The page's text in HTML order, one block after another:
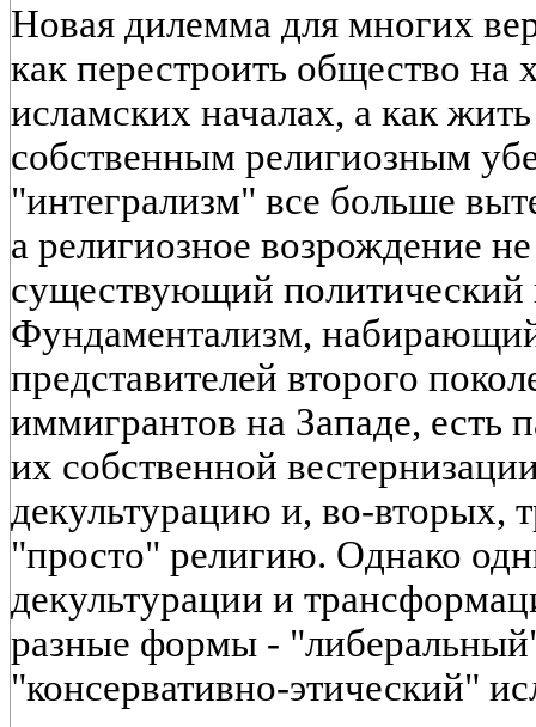
Новая дилемма для многих
как перестроить общество на
исламских началах, а как
собственным религиозным
"интегрализм" все больше
а религиозное возрождение
существующий политический
Фундаментализм,
представителей второго
иммигрантов на Западе, есть
их собственной
декультурацию и, во-вторых,
"просто" религию. Однако
декультурации и
разные формы -
"консервативно-этический"